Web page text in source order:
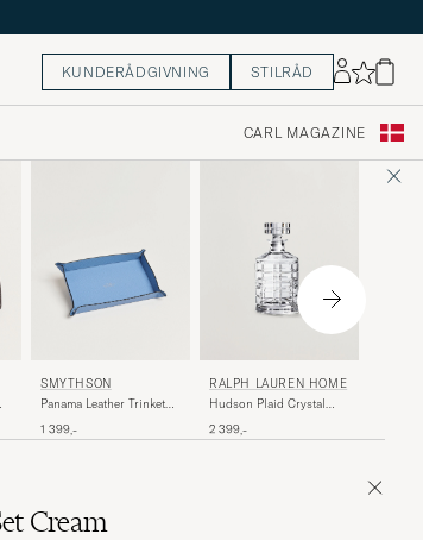
KUNDERÅDGIVNING STILRÅD
CARL MAGAZINE
SMYTHSON
Panama Leather Trinket
1 399,-
RALPH LAUREN HOME
Hudson Plaid Crystal
2 399,-
Brown
Cream